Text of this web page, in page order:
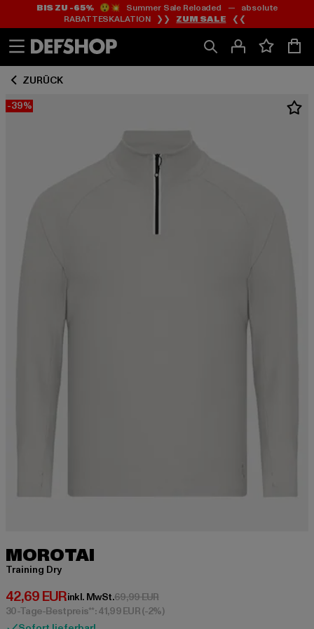
Zum
Inhalt
springen
Zum
Fußzeile
springen
BIS ZU -65%😲💥 Summer Sale Reloaded — absolute
RABATTESKALATION ❯❯ ZUM SALE ❮❮
ZURÜCK
-39%
MOROTAI
Training Dry
42,69 EUR
Derzeitiger Preis: 42,69 EUR
inkl. MwSt.69,99 EURAktionspreis: 69,99 EUR
30-Tage-Bestpreis**: 41,99 EUR(-2%)